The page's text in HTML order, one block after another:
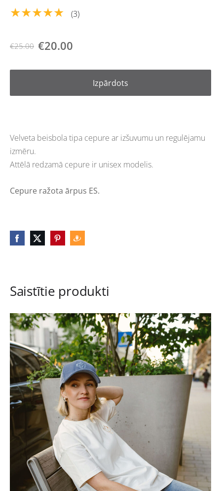
★★★★★ (3)
€25.00 €20.00
Izpārdots
Velveta beisbola tipa cepure ar izšuvumu un regulējamu
izmēru.
Attēlā redzamā cepure ir unisex modelis.
Cepure ražota ārpus ES.
Saistītie produkti